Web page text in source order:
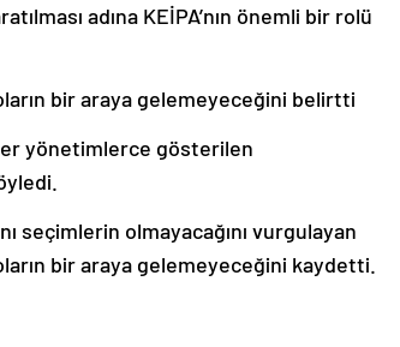
adına KEİPA’nın önemli bir rolü
bir araya gelemeyeceğini belirtti
yönetimlerce gösterilen
seçimlerin olmayacağını vurgulayan
bir araya gelemeyeceğini kaydetti.